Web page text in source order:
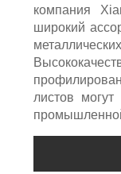
компания
широкий
листов